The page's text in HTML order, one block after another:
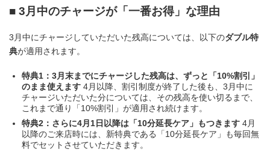
■ 3月中のチャージが「一番お得」な理由
3月中にチャージしていただいた残高については、以下のダブル特
典が適用されます。
特典1：3月末までにチャージした残高は、ずっと「10%割引」
のまま使えます 4月以降、割引制度が終了した後も、3月中に
チャージいただいた分については、その残高を使い切るまで、
これまで通り「10%割引」が適用され続けます。
特典2：さらに4月1日以降は「10分延長ケア」もつきます 4月
以降のご来店時には、新特典である「10分延長ケア」も毎回無
料でセットさせていただきます。